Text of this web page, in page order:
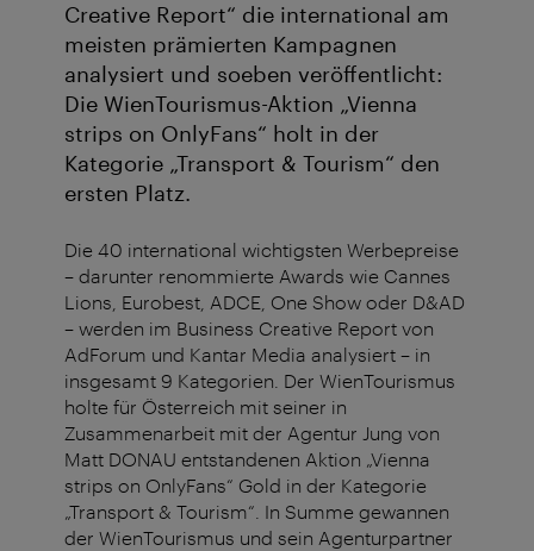
Creative Report“ die international am
meisten prämierten Kampagnen
analysiert und soeben veröffentlicht:
Die WienTourismus-Aktion „Vienna
strips on OnlyFans“ holt in der
Kategorie „Transport & Tourism“ den
ersten Platz.
Die 40 international wichtigsten Werbepreise
– darunter renommierte Awards wie Cannes
Lions, Eurobest, ADCE, One Show oder D&AD
– werden im Business Creative Report von
AdForum und Kantar Media analysiert – in
insgesamt 9 Kategorien. Der WienTourismus
holte für Österreich mit seiner in
Zusammenarbeit mit der Agentur Jung von
Matt DONAU entstandenen Aktion „Vienna
strips on OnlyFans“ Gold in der Kategorie
„Transport & Tourism“. In Summe gewannen
der WienTourismus und sein Agenturpartner